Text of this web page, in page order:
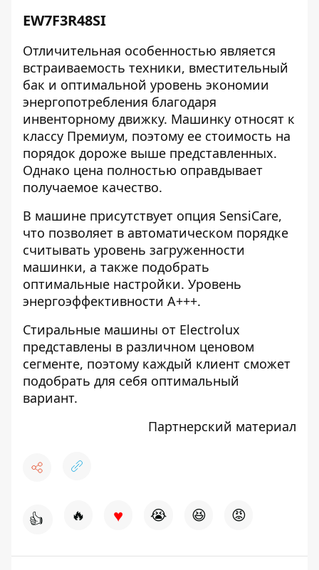
EW7F3R48SI
Отличительная особенностью является
встраиваемость техники, вместительный
бак и оптимальной уровень экономии
энергопотребления благодаря
инвенторному движку. Машинку относят к
классу Премиум, поэтому ее стоимость на
порядок дороже выше представленных.
Однако цена полностью оправдывает
получаемое качество.
В машине присутствует опция SensiCare,
что позволяет в автоматическом порядке
считывать уровень загруженности
машинки, а также подобрать
оптимальные настройки. Уровень
энергоэффективности А+++.
Стиральные машины от Electrolux
представлены в различном ценовом
сегменте, поэтому каждый клиент сможет
подобрать для себя оптимальный
вариант.
Партнерский материал
👍 🔥 ♥ 😭 😆 😡